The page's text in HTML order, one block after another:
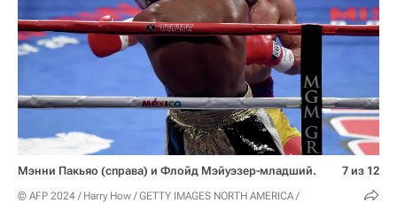
Мэнни Пакьяо (справа) и Флойд Мэйуэзер-младший.
© AFP 2024 / Harry How / GETTY IMAGES NORTH AMERICA /
7 из 12